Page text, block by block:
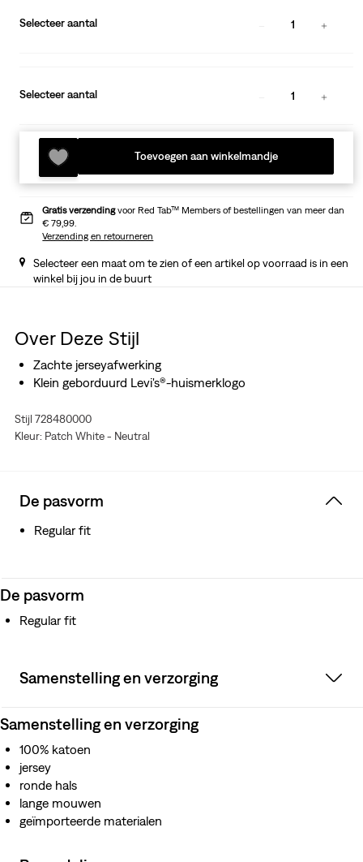
Selecteer aantal 1
Selecteer aantal 1
Toevoegen aan winkelmandje
Gratis verzendingvoor Red Tab™ Members of bestellingen van meer dan
€ 79,99.
Verzending en retourneren
Selecteer een maat om te zien of een artikel op voorraad is in een
winkel bij jou in de buurt
Over Deze Stijl
Zachte jerseyafwerking
Klein geborduurd Levi's®-huismerklogo
Stijl 728480000
Kleur: Patch White - Neutral
De pasvorm
Regular fit
De pasvorm
Regular fit
Samenstelling en verzorging
Samenstelling en verzorging
100% katoen
jersey
ronde hals
lange mouwen
geïmporteerde materialen